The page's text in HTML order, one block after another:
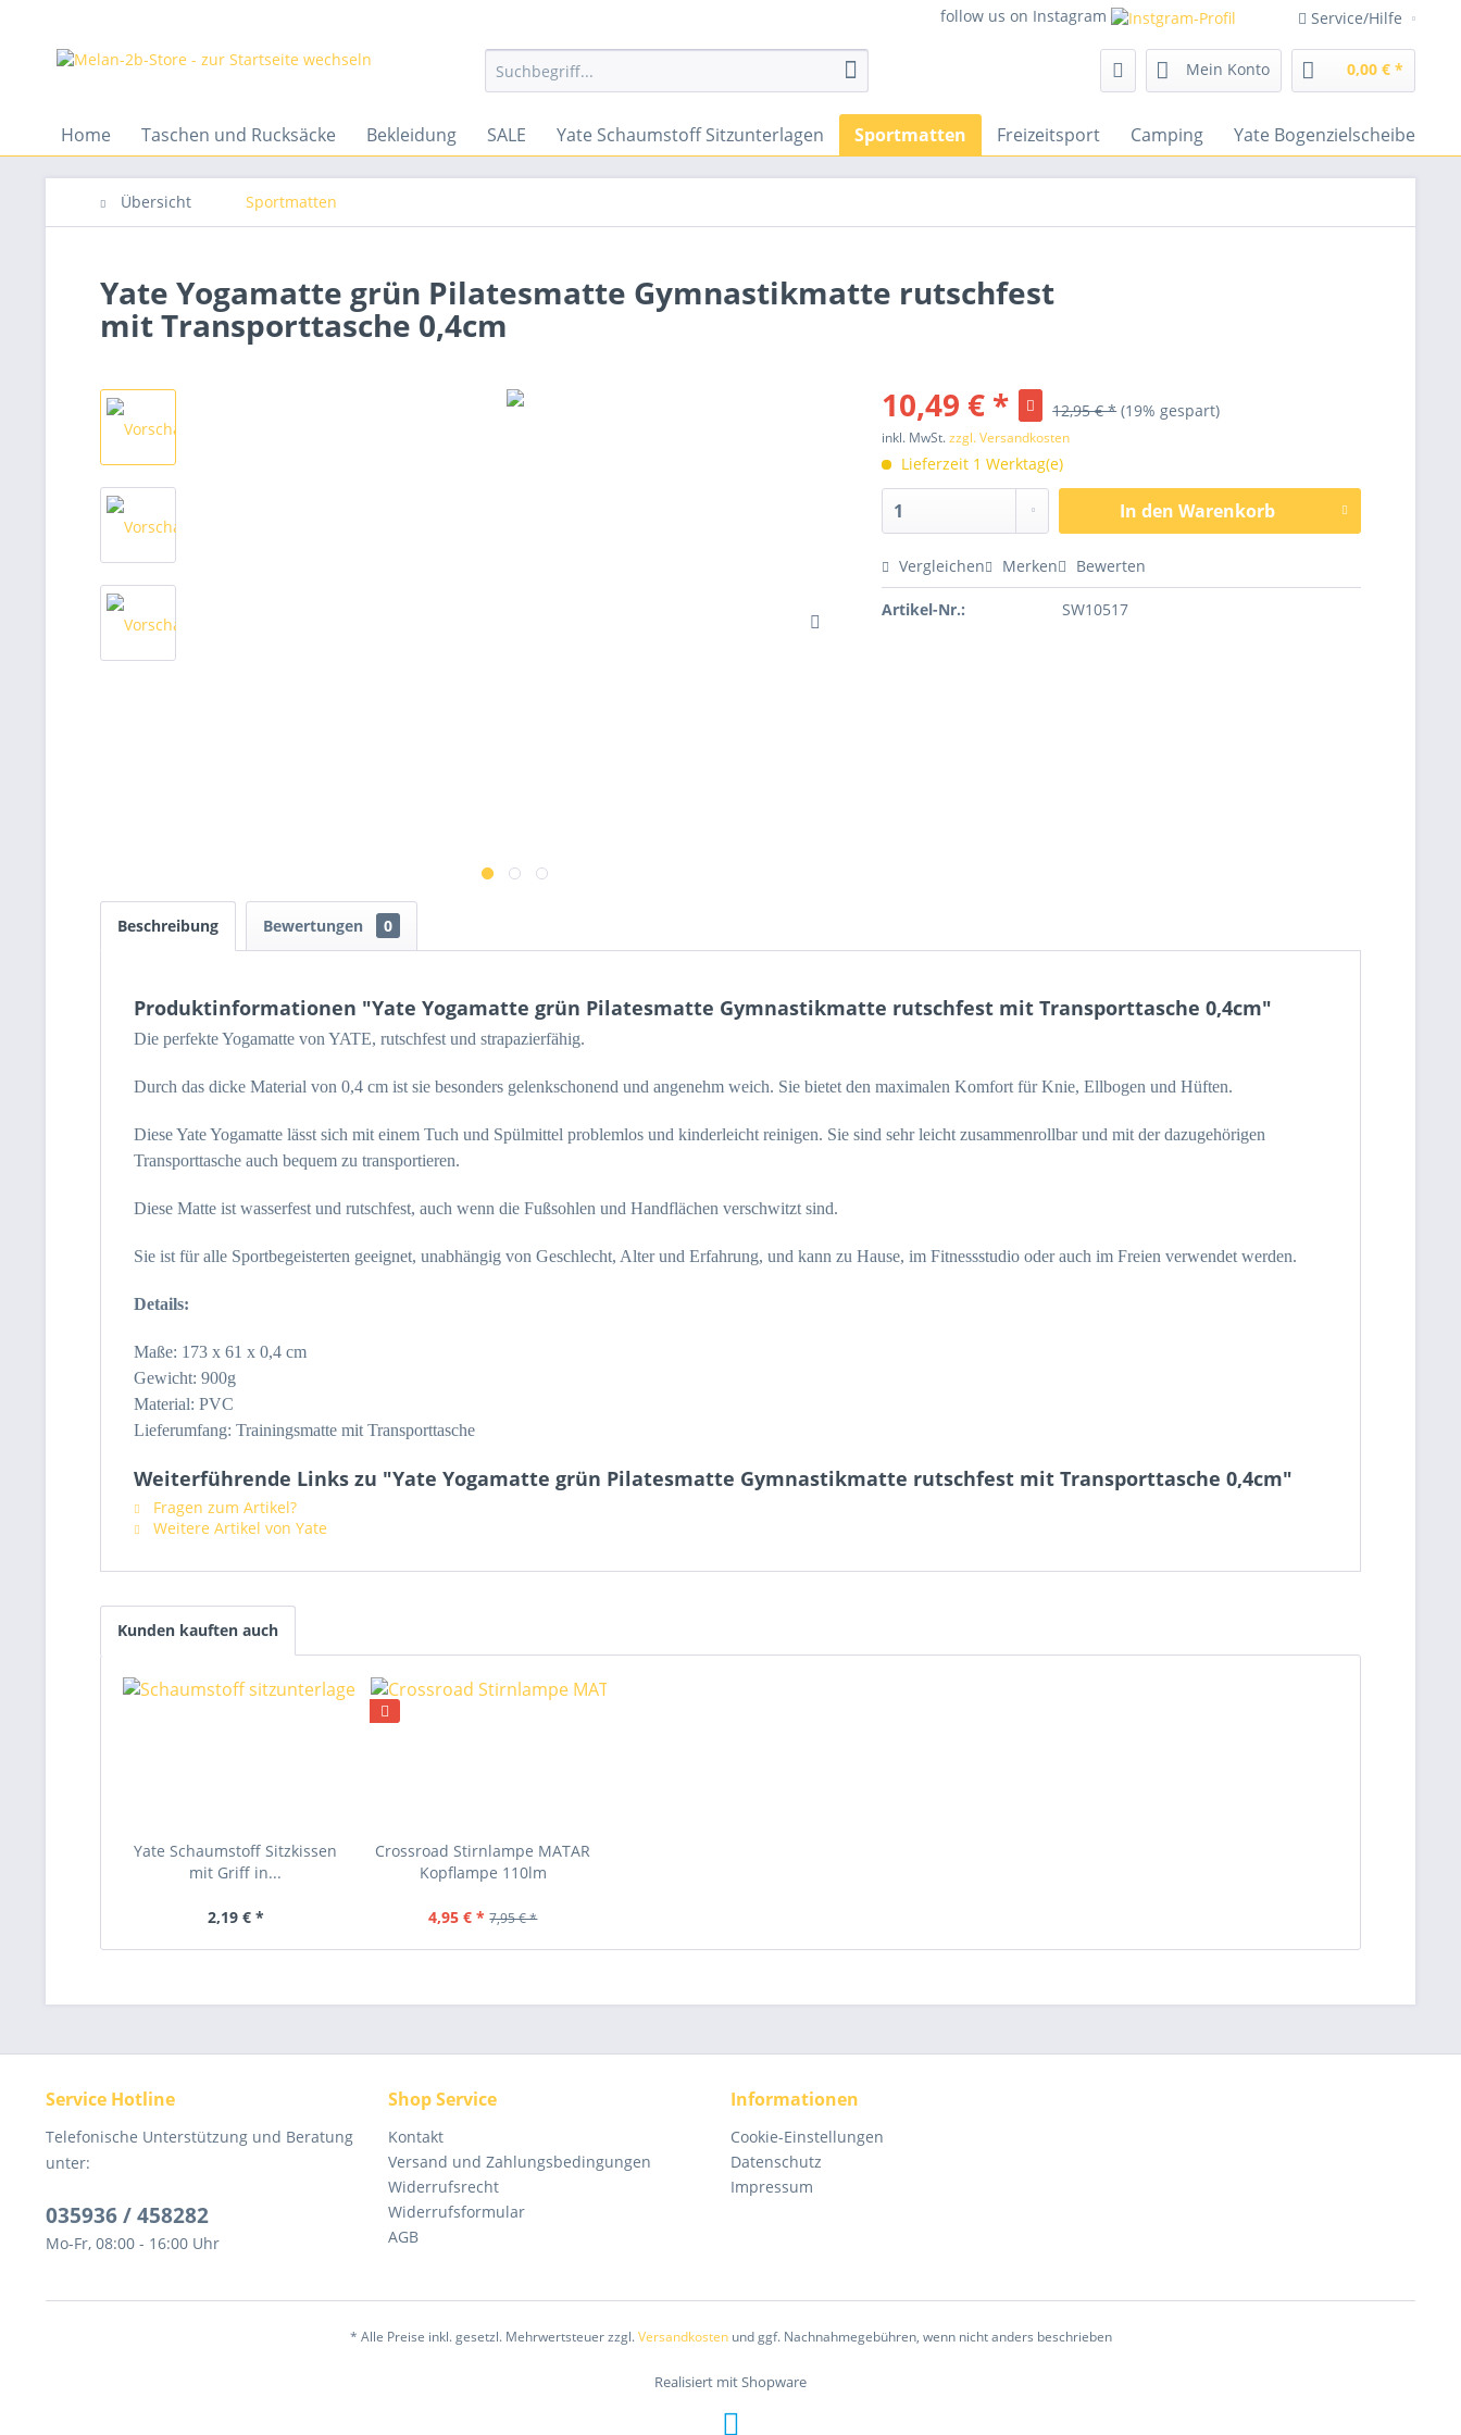
Service/Hilfe
follow us on Instagram
Mein Konto 0,00 € *
Home Taschen und Rucksäcke Bekleidung SALE Yate Schaumstoff Sitzunterlagen Sportmatten Freizeitsport Camping Yate Bogenzielscheiben
Übersicht Sportmatten
Yate Yogamatte grün Pilatesmatte Gymnastikmatte rutschfest
mit Transporttasche 0,4cm
10,49 € *
12,95 € * (19% gespart)
inkl. MwSt.zzgl. Versandkosten
Lieferzeit 1 Werktag(e)
In den Warenkorb
Vergleichen Merken Bewerten
Artikel-Nr.: SW10517
Beschreibung Bewertungen 0
Produktinformationen "Yate Yogamatte grün Pilatesmatte Gymnastikmatte rutschfest mit Transporttasche 0,4cm"
Die perfekte Yogamatte von YATE, rutschfest und strapazierfähig.
Durch das dicke Material von 0,4 cm ist sie besonders gelenkschonend und angenehm weich. Sie bietet den maximalen Komfort für Knie, Ellbogen und Hüften.
Diese Yate Yogamatte lässt sich mit einem Tuch und Spülmittel problemlos und kinderleicht reinigen. Sie sind sehr leicht zusammenrollbar und mit der dazugehörigen
Transporttasche auch bequem zu transportieren.
Diese Matte ist wasserfest und rutschfest, auch wenn die Fußsohlen und Handflächen verschwitzt sind.
Sie ist für alle Sportbegeisterten geeignet, unabhängig von Geschlecht, Alter und Erfahrung, und kann zu Hause, im Fitnessstudio oder auch im Freien verwendet werden.
Details:
Maße: 173 x 61 x 0,4 cm
Gewicht: 900g
Material: PVC
Lieferumfang: Trainingsmatte mit Transporttasche
Weiterführende Links zu "Yate Yogamatte grün Pilatesmatte Gymnastikmatte rutschfest mit Transporttasche 0,4cm"
Fragen zum Artikel?
Weitere Artikel von Yate
Kunden kauften auch
Yate Schaumstoff Sitzkissen
mit Griff in...
2,19 € *
Crossroad Stirnlampe MATAR
Kopflampe 110lm
4,95 € * 7,95 € *
Service Hotline
Telefonische Unterstützung und Beratung
unter:
035936 / 458282
Mo-Fr, 08:00 - 16:00 Uhr
Shop Service
Kontakt
Versand und Zahlungsbedingungen
Widerrufsrecht
Widerrufsformular
AGB
Informationen
Cookie-Einstellungen
Datenschutz
Impressum
* Alle Preise inkl. gesetzl. Mehrwertsteuer zzgl.Versandkostenund ggf. Nachnahmegebühren, wenn nicht anders beschrieben
Realisiert mit Shopware